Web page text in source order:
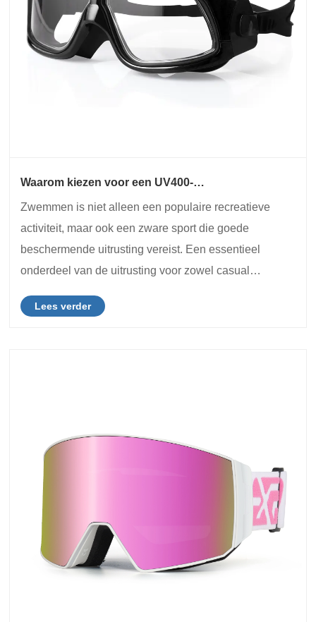
Waarom kiezen voor een UV400-
Zwemmen is niet alleen een populaire recreatieve
activiteit, maar ook een zware sport die goede
beschermende uitrusting vereist. Een essentieel
onderdeel van de uitrusting voor zowel casual
zwembril.
Lees verder